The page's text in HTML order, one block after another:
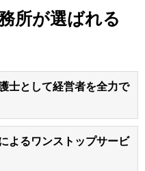
所が選ばれる
士として経営者を全力で
よるワンストップサービ